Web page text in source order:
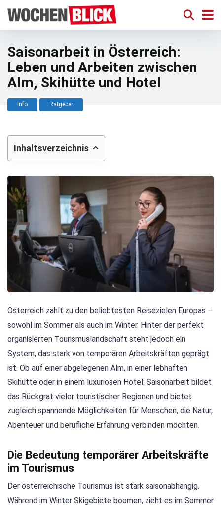
Saisonarbeit in Österreich:
Leben und Arbeiten zwischen
Alm, Skihütte und Hotel
Info Ratgeber
Inhaltsverzeichnis
Österreich zählt zu den beliebtesten Reisezielen Europas –
sowohl im Sommer als auch im Winter. Hinter der perfekt
organisierten Tourismuslandschaft steht jedoch ein
System, das stark von temporären Arbeitskräften geprägt
ist. Ob auf einer abgelegenen Alm, in einer lebhaften
Skihütte oder in einem luxuriösen Hotel: Saisonarbeit bildet
das Rückgrat vieler touristischer Regionen und bietet
zugleich spannende Möglichkeiten für Menschen, die Natur,
Abenteuer und berufliche Erfahrung verbinden möchten.
Die Bedeutung temporärer Arbeitskräfte
im Tourismus
Der österreichische Tourismus ist stark saisonabhängig.
Während im Winter Skigebiete boomen, zieht es im Sommer